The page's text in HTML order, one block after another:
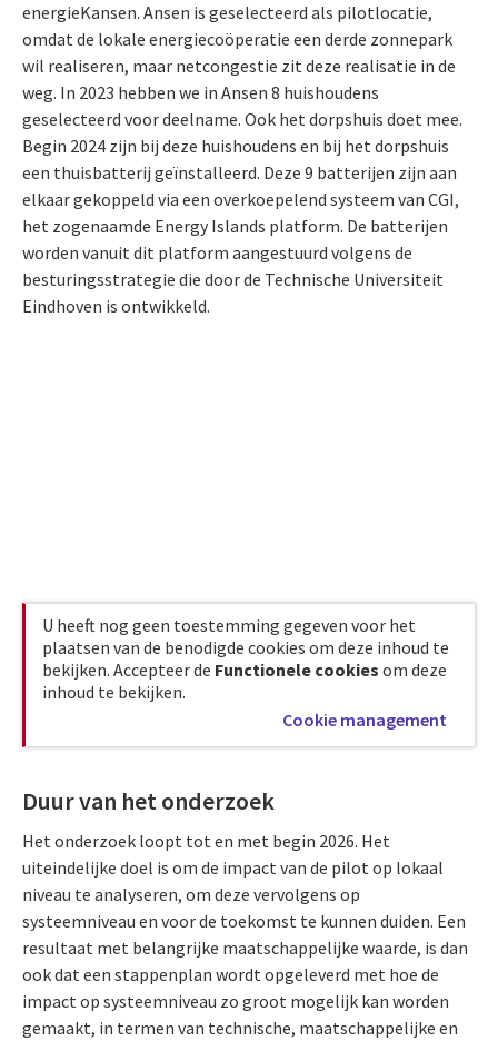
energieKansen. Ansen is geselecteerd als pilotlocatie,
omdat de lokale energiecoöperatie een derde zonnepark
wil realiseren, maar netcongestie zit deze realisatie in de
weg. In 2023 hebben we in Ansen 8 huishoudens
geselecteerd voor deelname. Ook het dorpshuis doet mee.
Begin 2024 zijn bij deze huishoudens en bij het dorpshuis
een thuisbatterij geïnstalleerd. Deze 9 batterijen zijn aan
elkaar gekoppeld via een overkoepelend systeem van CGI,
het zogenaamde Energy Islands platform. De batterijen
worden vanuit dit platform aangestuurd volgens de
besturingsstrategie die door de Technische Universiteit
Eindhoven is ontwikkeld.
U heeft nog geen toestemming gegeven voor het
plaatsen van de benodigde cookies om deze inhoud te
bekijken. Accepteer de Functionele cookies om deze
inhoud te bekijken.
Cookie management
Duur van het onderzoek
Het onderzoek loopt tot en met begin 2026. Het
uiteindelijke doel is om de impact van de pilot op lokaal
niveau te analyseren, om deze vervolgens op
systeemniveau en voor de toekomst te kunnen duiden. Een
resultaat met belangrijke maatschappelijke waarde, is dan
ook dat een stappenplan wordt opgeleverd met hoe de
impact op systeemniveau zo groot mogelijk kan worden
gemaakt, in termen van technische, maatschappelijke en